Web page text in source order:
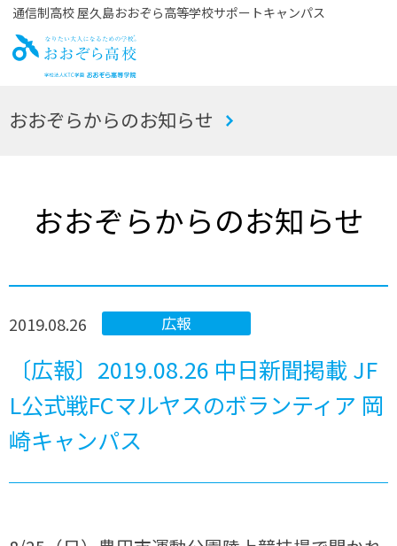
通信制高校 屋久島おおぞら高等学校サポートキャンパス
お
おおぞらからのお知らせ
おおぞらからのお知らせ
2019.08.26 広報
〔広報〕2019.08.26 中日新聞掲載 JF
L公式戦FCマルヤスのボランティア 岡
崎キャンパス